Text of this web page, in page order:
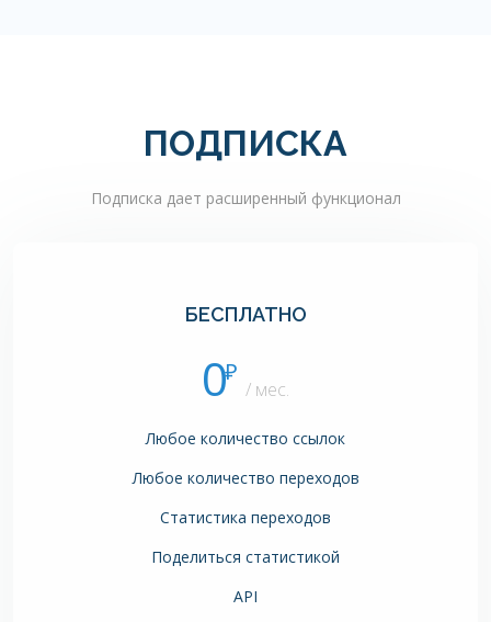
ПОДПИСКА
Подписка дает расширенный функционал
БЕСПЛАТНО
0₽
/ мес.
Любое количество ссылок
Любое количество переходов
Статистика переходов
Поделиться статистикой
API